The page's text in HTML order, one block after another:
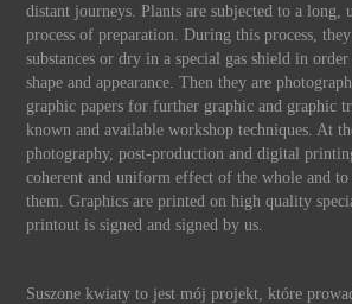
distant journeys. Plants are subjected to a long,
process of preparation. During this process,
substances or dry in a special gas shield in
shape and appearance. Then they are
graphic papers for further graphic and graphic
known and available workshop techniques. At
photography, post-production and digital
coherent and uniform effect of the whole and to
them. Graphics are printed on high quality
printout is signed and signed by us.
Suszone kwiaty to jest mój projekt, które